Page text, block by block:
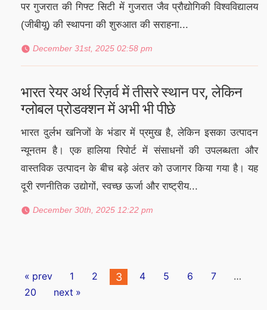
पर गुजरात की गिफ्ट सिटी में गुजरात जैव प्रौद्योगिकी विश्वविद्यालय
(जीबीयू) की स्थापना की शुरुआत की सराहना...
December 31st, 2025 02:58 pm
भारत रेयर अर्थ रिज़र्व में तीसरे स्थान पर, लेकिन
ग्लोबल प्रोडक्शन में अभी भी पीछे
भारत दुर्लभ खनिजों के भंडार में प्रमुख है, लेकिन इसका उत्पादन
न्यूनतम है। एक हालिया रिपोर्ट में संसाधनों की उपलब्धता और
वास्तविक उत्पादन के बीच बड़े अंतर को उजागर किया गया है। यह
दूरी रणनीतिक उद्योगों, स्वच्छ ऊर्जा और राष्ट्रीय...
December 30th, 2025 12:22 pm
Posts
pagination
« prev 1 2 3 4 5 6 7
…
20
next »